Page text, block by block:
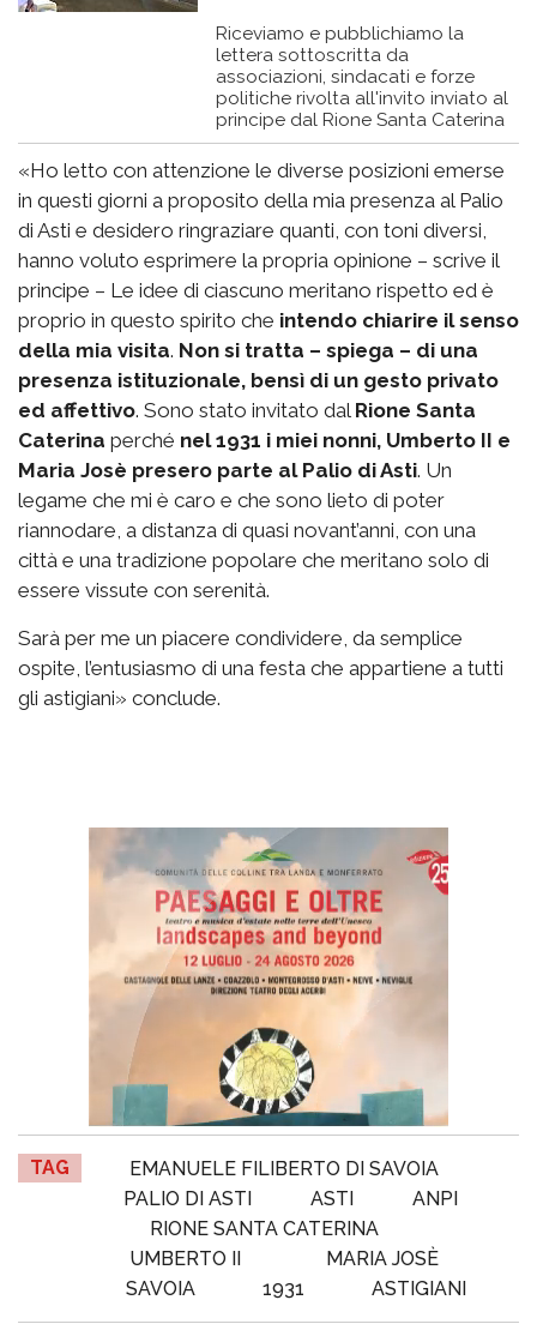
Riceviamo e pubblichiamo la
lettera sottoscritta da
associazioni, sindacati e forze
politiche rivolta all'invito inviato al
principe dal Rione Santa Caterina
«Ho letto con attenzione le diverse posizioni emerse
in questi giorni a proposito della mia presenza al Palio
di Asti e desidero ringraziare quanti, con toni diversi,
hanno voluto esprimere la propria opinione – scrive il
principe – Le idee di ciascuno meritano rispetto ed è
proprio in questo spirito che intendo chiarire il senso
della mia visita. Non si tratta – spiega – di una
presenza istituzionale, bensì di un gesto privato
ed affettivo. Sono stato invitato dal Rione Santa
Caterina perché nel 1931 i miei nonni, Umberto II e
Maria Josè presero parte al Palio di Asti. Un
legame che mi è caro e che sono lieto di poter
riannodare, a distanza di quasi novant’anni, con una
città e una tradizione popolare che meritano solo di
essere vissute con serenità.
Sarà per me un piacere condividere, da semplice
ospite, l’entusiasmo di una festa che appartiene a tutti
gli astigiani» conclude.
TAG
EMANUELE FILIBERTO DI SAVOIA
PALIO DI ASTI
ASTI
ANPI
RIONE SANTA CATERINA
UMBERTO II
MARIA JOSÈ
SAVOIA
1931 ASTIGIANI